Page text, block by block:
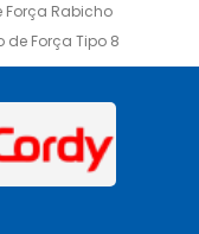
Força Rabicho
de Força Tipo 8
Alimentação
Rabicho